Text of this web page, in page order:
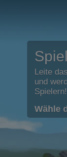
Leite
und
Spielern!
Wähle